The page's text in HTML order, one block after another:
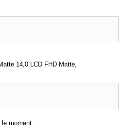
14,0 LCD FHD Matte,
le moment.